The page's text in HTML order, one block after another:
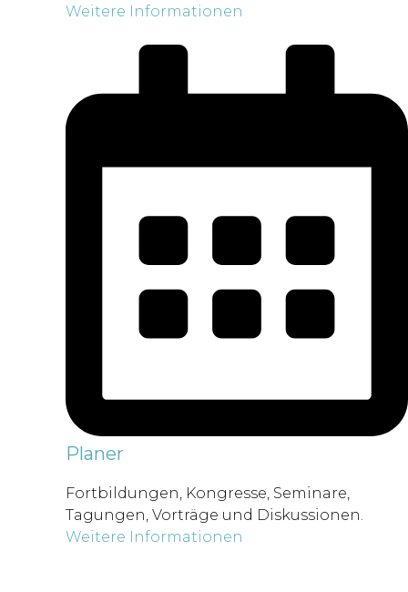
Weitere Informationen
Planer
Fortbildungen, Kongresse, Seminare,
Tagungen, Vorträge und Diskussionen.
Weitere Informationen